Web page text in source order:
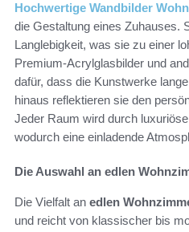
Hochwertige Wandbilder
die Gestaltung eines Zuhauses.
Langlebigkeit, was sie zu einer
Premium-Acrylglasbilder und
dafür, dass die Kunstwerke
hinaus reflektieren sie den
Jeder Raum wird durch
wodurch eine einladende
Die Auswahl an edlen
Die Vielfalt an edlen
und reicht von klassischer bis